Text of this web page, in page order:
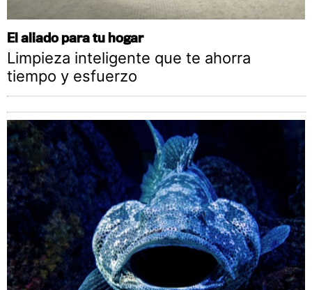
El aliado para tu hogar
Limpieza inteligente que te ahorra
tiempo y esfuerzo